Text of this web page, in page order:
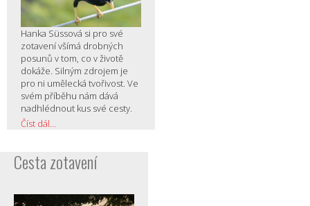
Hanka Süssová si pro své
zotavení všímá drobných
posunů v tom, co v životě
dokáže. Silným zdrojem je
pro ni umělecká tvořivost. Ve
svém příběhu nám dává
nadhlédnout kus své cesty.
Číst dál...
Cesta zotavení